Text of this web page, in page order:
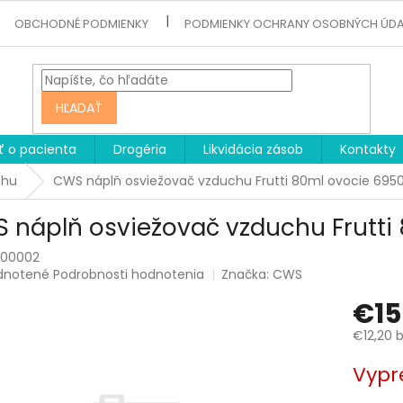
OBCHODNÉ PODMIENKY PODMIENKY OCHRANY OSOBNÝCH
HĽADAŤ
o pacienta Drogéria Likvidácia zásob
Kontakty
CWS náplň osviežovač vzduchu Frutti 80ml ovocie
náplň osviežovač vzduchu
Podrobnosti hodnotenia Značka:CWS
€15
€12,20
cena: